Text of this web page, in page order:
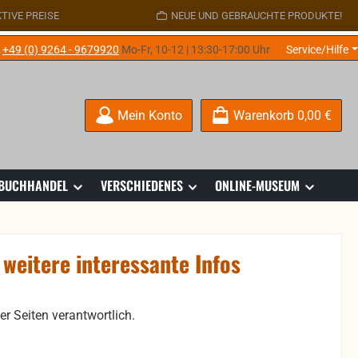
PREISE NEUE UND GEBRAUCHTE PRODUKTE!
+49 (0) 9264 - 9679920 Mo-Fr, 10-12 | 13:30-17:00 Uhr Service/Hilfe
Mein Konto Warenkorb 0,00 €
VERSCHIEDENES ONLINE-MUSEUM
interessante Infos
Seiten verantwortlich.